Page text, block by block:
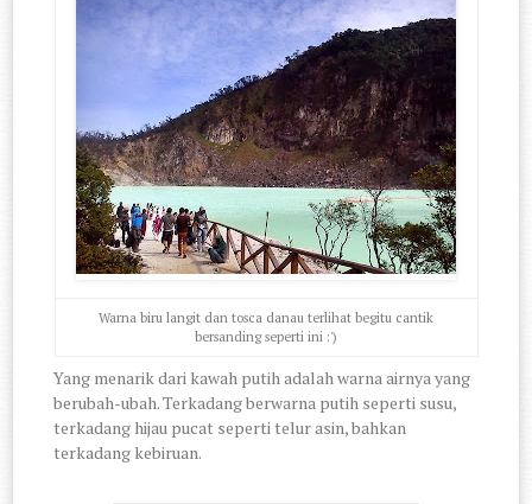
Warna biru langit dan tosca danau terlihat begitu cantik
bersanding seperti ini :')
Yang menarik dari kawah putih adalah warna airnya yang
berubah-ubah. Terkadang berwarna putih seperti susu,
terkadang hijau pucat seperti telur asin, bahkan
terkadang kebiruan.